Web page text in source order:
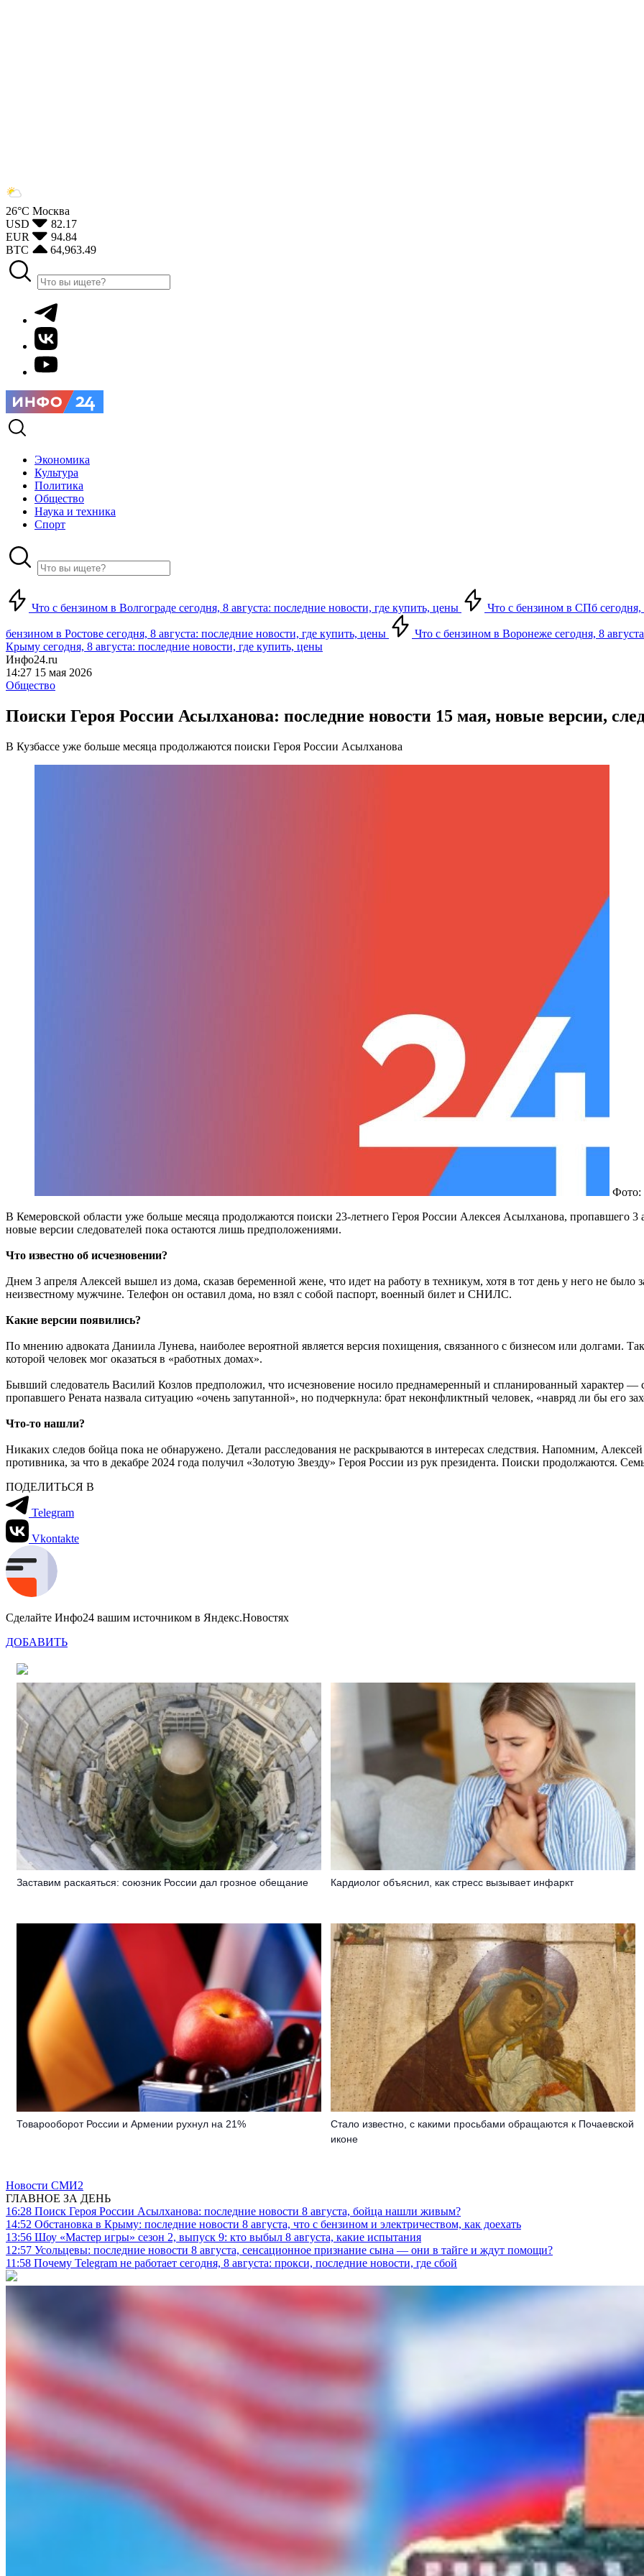
26°С Москва
USD
82.17
EUR
94.84
BTC
64,963.49
Экономика
Культура
Политика
Общество
Наука и техника
Спорт
Что с бензином в Волгограде сегодня, 8 августа: последние новости, где купить, цены Что с бензином в СПб сегодня,
бензином в Ростове сегодня, 8 августа: последние новости, где купить, цены
Что с бензином в Воронеже сегодня, 8
Крыму сегодня, 8 августа: последние новости, где купить, цены
Инфо24.ru
14:27 15 мая 2026
Общество
Поиски Героя России Асылханова: последние новости 15 мая, новые версии,
В Кузбассе уже больше месяца продолжаются поиски Героя России Асылханова
В Кемеровской области уже больше месяца продолжаются поиски 23-летнего Героя России Алексея Асылханова, пропавшего 3
новые версии следователей пока остаются лишь предположениями.
Что известно об исчезновении?
Днем 3 апреля Алексей вышел из дома, сказав беременной жене, что идет на работу в техникум, хотя в тот день у него не
неизвестному мужчине. Телефон он оставил дома, но взял с собой паспорт, военный билет и СНИЛС.
Какие версии появились?
По мнению адвоката Даниила Лунева, наиболее вероятной является версия похищения, связанного с бизнесом или долгами.
которой человек мог оказаться в «работных домах».
Бывший следователь Василий Козлов предположил, что исчезновение носило преднамеренный и спланированный характер
пропавшего Рената назвала ситуацию «очень запутанной», но подчеркнула: брат неконфликтный человек, «навряд ли бы его
Что-то нашли?
Никаких следов бойца пока не обнаружено. Детали расследования не раскрываются в интересах следствия. Напомним, Алексей
противника, за что в декабре 2024 года получил «Золотую Звезду» Героя России из рук президента. Поиски продолжаются.
ПОДЕЛИТЬСЯ В
Telegram
Vkontakte
Сделайте Инфо24 вашим источником в Яндекс.Новостях
ДОБАВИТЬ
Заставим раскаяться: союзник России дал грозное обещание Кардиолог объяснил, как стресс вызывает инфаркт
Товарооборот России и Армении рухнул на 21%
Стало известно, с какими просьбами обращаются к Почаевской
иконе
Новости СМИ2
ГЛАВНОЕ ЗА ДЕНЬ
16:28 Поиск Героя России Асылханова: последние новости 8 августа, бойца нашли живым?
14:52 Обстановка в Крыму: последние новости 8 августа, что с бензином и электричеством, как доехать
13:56 Шоу «Мастер игры» сезон 2, выпуск 9: кто выбыл 8 августа, какие испытания
12:57 Усольцевы: последние новости 8 августа, сенсационное признание сына — они в тайге и ждут помощи?
11:58 Почему Telegram не работает сегодня, 8 августа: прокси, последние новости, где сбой